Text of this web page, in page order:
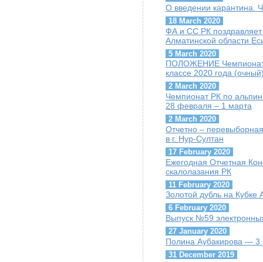
О введении карантина.
18 March 2020
ФА и СС РК поздравляет
Алматинской области
5 March 2020
ПОЛОЖЕНИЕ Чемпионат
классе 2020 года
2 March 2020
Чемпионат РК по
28 февраля – 1 марта
2 March 2020
Отчетно –
в г. Нур-Султан
17 February 2020
Ежегодная Отчетная
скалолазания РК
11 February 2020
Золотой дубль на
6 February 2020
Выпуск №59
27 January 2020
Полина Аубакирова — 3
31 December 2019